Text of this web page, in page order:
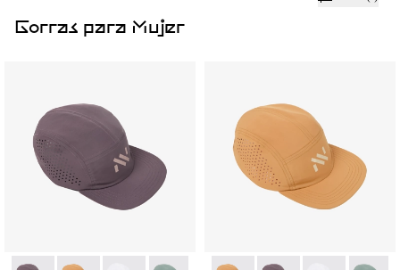
Gorras para Mujer